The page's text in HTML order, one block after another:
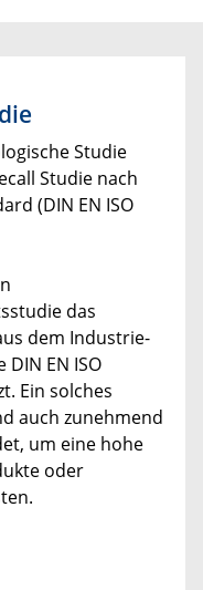
Studie
Studie nach
(DIN EN ISO
das
dem Industrie-
EN ISO
Ein solches
auch zunehmend
um eine hohe
oder